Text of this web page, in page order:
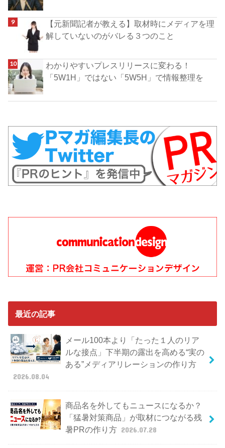
【元新聞記者が教える】取材時にメディアを理
解していないのがバレる３つのこと
わかりやすいプレスリリースに変わる！
「5W1H」ではない「5W5H」で情報整理を
最近の記事
メール100本より「たった１人のリア
ルな接点」下半期の露出を高める“実の
ある”メディアリレーションの作り方
2026.08.04
商品名を外してもニュースになるか？
「猛暑対策商品」が取材につながる残
暑PRの作り方 2026.07.28